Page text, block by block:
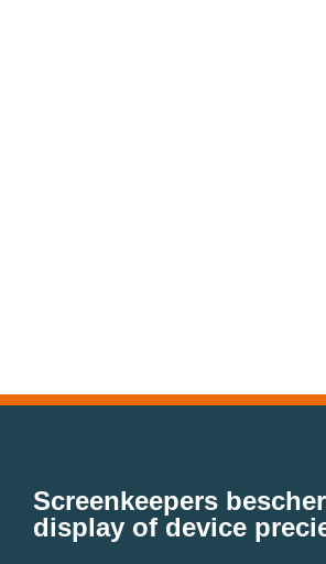
Screenkeepers
display of device